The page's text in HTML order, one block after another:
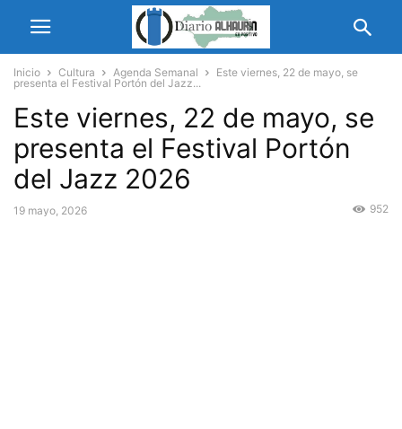
Inicio Cultura Agenda Semanal
Este viernes, 22 de mayo, se
presenta el Festival Portón del Jazz...
Este viernes, 22 de mayo, se
presenta el Festival Portón
del Jazz 2026
19 mayo, 2026 952